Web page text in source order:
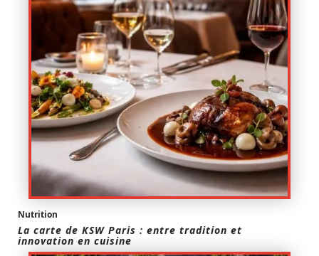
Nutrition
La carte de KSW Paris : entre tradition et
innovation en cuisine